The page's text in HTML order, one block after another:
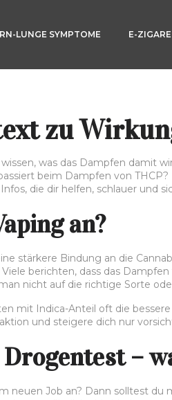
LUNGE SYMPTOME E-
zu
was das Dampfen damit
beim Dampfen von
die dir helfen, schlauer und
an?
stärkere Bindung an die
berichten, dass das
nicht auf die richtige Sorte
mit Indica-Anteil oft die
und steigere dich nur
–
neuen Job an? Dann solltest